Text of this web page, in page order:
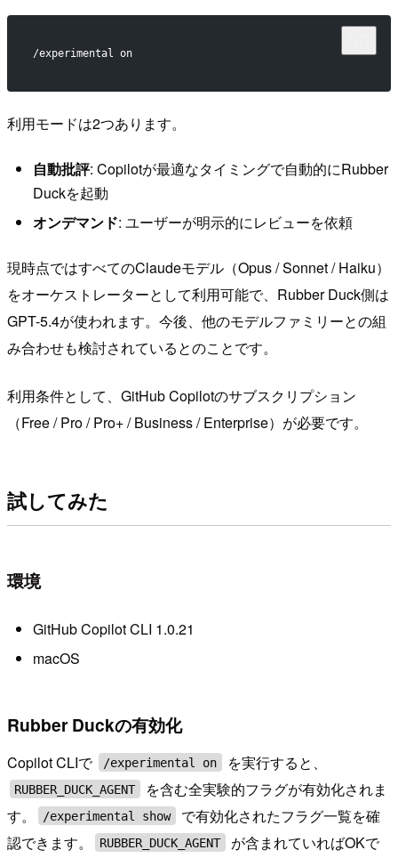
/experimental on
利用モードは2つあります。
自動批評: Copilotが最適なタイミングで自動的にRubber
Duckを起動
オンデマンド: ユーザーが明示的にレビューを依頼
現時点ではすべてのClaudeモデル（Opus / Sonnet / Haiku）
をオーケストレーターとして利用可能で、Rubber Duck側は
GPT-5.4が使われます。今後、他のモデルファミリーとの組
み合わせも検討されているとのことです。
利用条件として、GitHub Copilotのサブスクリプション
（Free / Pro / Pro+ / Business / Enterprise）が必要です。
試してみた
環境
GitHub Copilot CLI 1.0.21
macOS
Rubber Duckの有効化
Copilot CLIで /experimental on を実行すると、
RUBBER_DUCK_AGENT
を含む全実験的フラグが有効化されま
す。
/experimental show
で有効化されたフラグ一覧を確
認できます。
RUBBER_DUCK_AGENT
が含まれていればOKで